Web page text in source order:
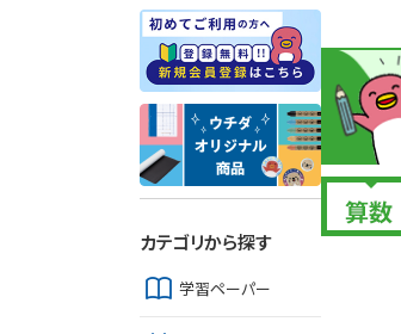
カテゴリから探す
学習ペーパー